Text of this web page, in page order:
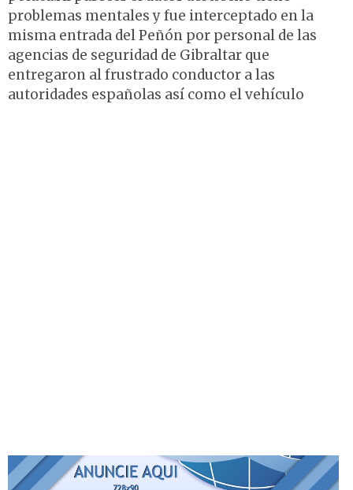
problemas mentales y fue interceptado en la
misma entrada del Peñón por personal de las
agencias de seguridad de Gibraltar que
entregaron al frustrado conductor a las
autoridades españolas así como el vehículo